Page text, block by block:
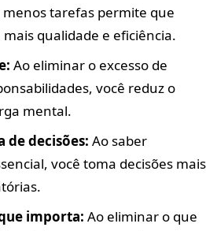
menos tarefas permite que
qualidade e eficiência.
Ao eliminar o excesso de
você reduz o
mental.
de decisões: Ao saber
você toma decisões mais
importa: Ao eliminar o que